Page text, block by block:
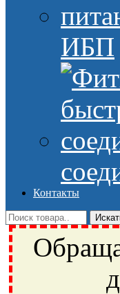
ИБП
Контакты